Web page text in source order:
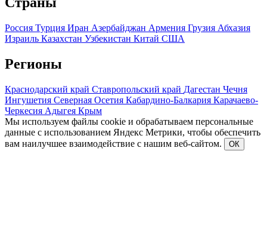
Россия Турция Иран Азербайджан Армения Грузия Абхазия
Израиль Казахстан Узбекистан Китай США
Регионы
Краснодарский край Ставропольский край Дагестан Чечня
Ингушетия Северная Осетия Кабардино-Балкария Карачаево-
Черкесия Адыгея Крым
Мы используем файлы cookie и обрабатываем персональные
данные с использованием Яндекс Метрики, чтобы обеспечить
вам наилучшее взаимодействие с нашим веб-сайтом.
ОК